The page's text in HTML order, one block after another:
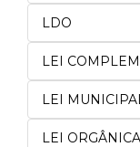
LDO
LEI
LEI
LEI